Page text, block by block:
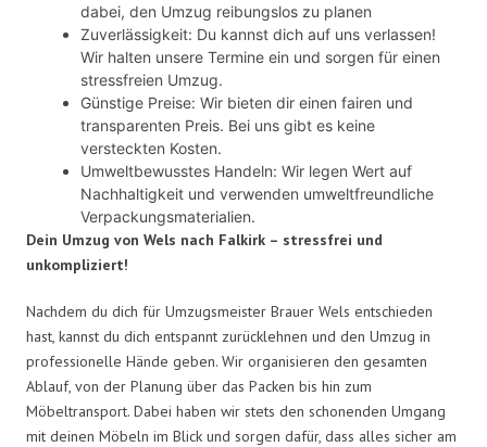
dabei, den Umzug reibungslos zu planen
Zuverlässigkeit: Du kannst dich auf uns verlassen!
Wir halten unsere Termine ein und sorgen für einen
stressfreien Umzug.
Günstige Preise: Wir bieten dir einen fairen und
transparenten Preis. Bei uns gibt es keine
versteckten Kosten.
Umweltbewusstes Handeln: Wir legen Wert auf
Nachhaltigkeit und verwenden umweltfreundliche
Verpackungsmaterialien.
Dein Umzug von Wels nach Falkirk – stressfrei und
unkompliziert!
Nachdem du dich für Umzugsmeister Brauer Wels entschieden
hast, kannst du dich entspannt zurücklehnen und den Umzug in
professionelle Hände geben. Wir organisieren den gesamten
Ablauf, von der Planung über das Packen bis hin zum
Möbeltransport. Dabei haben wir stets den schonenden Umgang
mit deinen Möbeln im Blick und sorgen dafür, dass alles sicher am